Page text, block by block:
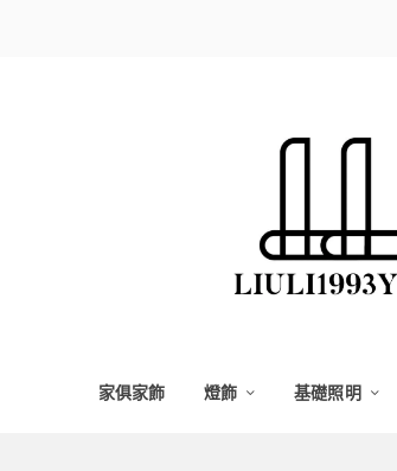
家俱家飾 燈飾 基礎照明